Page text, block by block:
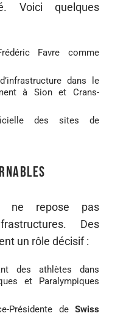
Voici quelques
Favre comme
dans le
à Sion et Crans-
des sites de
ne repose pas
Des
un rôle décisif :
des athlètes dans
et Paralympiques
Présidente de Swiss